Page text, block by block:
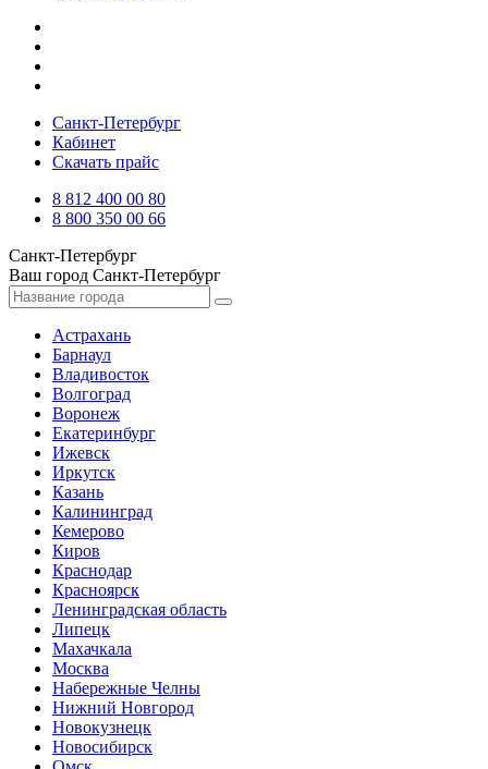
Санкт-Петербург
Кабинет
Скачать прайс
8 812 400 00 80
8 800 350 00 66
Санкт-Петербург
Ваш город Санкт-Петербург
Астрахань
Барнаул
Владивосток
Волгоград
Воронеж
Екатеринбург
Ижевск
Иркутск
Казань
Калининград
Кемерово
Киров
Краснодар
Красноярск
Ленинградская область
Липецк
Махачкала
Москва
Набережные Челны
Нижний Новгород
Новокузнецк
Новосибирск